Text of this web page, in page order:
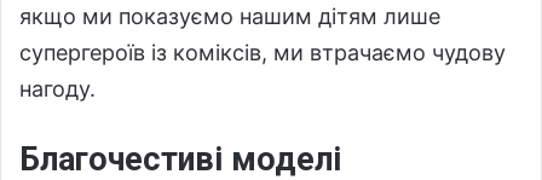
якщо ми показуємо нашим дітям лише
супергероїв із коміксів, ми втрачаємо чудову
нагоду.
Благочестиві моделі